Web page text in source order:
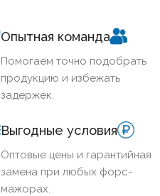
Опытная команда
Помогаем точно подобрать
продукцию и избежать
задержек.
Выгодные условия
Оптовые цены и гарантийная
замена при любых форс-
мажорах.